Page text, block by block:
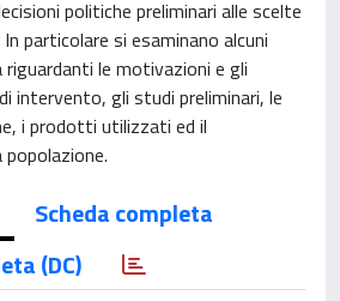
politiche preliminari alle scelte
particolare si esaminano alcuni
le motivazioni e gli
intervento, gli studi preliminari, le
i prodotti utilizzati ed il
Scheda completa
(DC)